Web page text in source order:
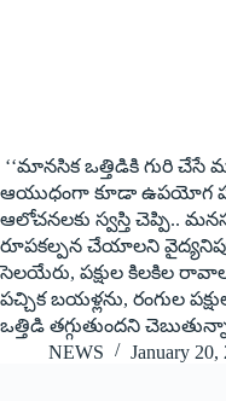
‘‘‌మానసిక ఒత్తిడికి గురి చేసే
ఆయుధంగా కూడా ఉపయోగ
ఆలోచనలకు స్వస్తి చెప్పి..
రూపకల్పన చేయాలని
సెలయేరు, పక్షుల కిలకిల
పచ్చిక బయళ్లను, రంగుల
ఒత్తిడి తగ్గుతుందని
NEWS
January 20,